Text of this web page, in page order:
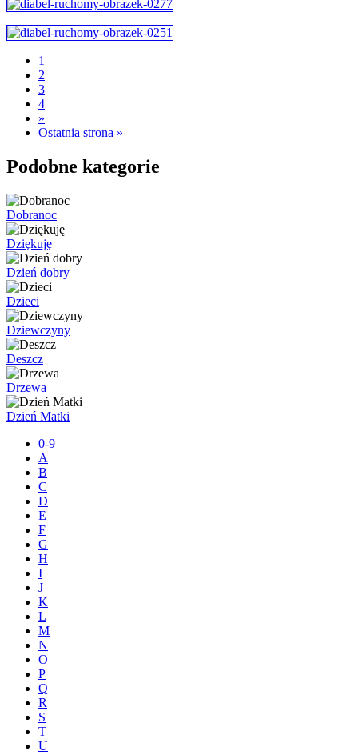
1
2
3
4
»
Ostatnia strona »
Podobne kategorie
Dobranoc
Dziękuję
Dzień dobry
Dzieci
Dziewczyny
Deszcz
Drzewa
Dzień Matki
0-9
A
B
C
D
E
F
G
H
I
J
K
L
M
N
O
P
Q
R
S
T
U